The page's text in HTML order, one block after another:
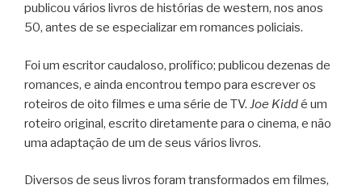
publicou vários livros de histórias de western, nos anos
50, antes de se especializar em romances policiais.
Foi um escritor caudaloso, prolífico; publicou dezenas de
romances, e ainda encontrou tempo para escrever os
roteiros de oito filmes e uma série de TV. Joe Kiddé um
roteiro original, escrito diretamente para o cinema, e não
uma adaptação de um de seus vários livros.
Diversos de seus livros foram transformados em filmes,